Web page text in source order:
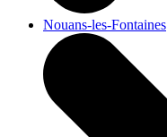
Nouans-les-Fontaines